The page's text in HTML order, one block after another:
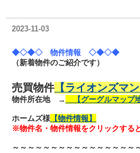
2023-11-03
◆◇◆◇ 物件情報 ◇◆◇◆
（新着物件のご紹介です）
売買物件 【ライオンズマ
物件所在地 → 【グーグルマップ地
ホームズ様 【物件情報】
※物件名・物件情報をクリックする
～～～～～～～～～～～～～～～～